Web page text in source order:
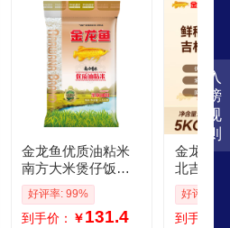
入
榜
规
则
金龙鱼优质油粘米
南方大米煲仔饭长
粒米煮粥寿司米蒸
饭企业团购员工福
利 25kg6整箱批发
好评率: 99%
到手价： ￥131.4
金龙鱼
北吉林
米家庭
斤 5kg1
好评率:
到手价：